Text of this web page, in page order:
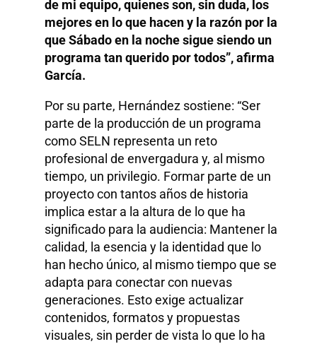
de mi equipo, quienes son, sin duda, los
mejores en lo que hacen y la razón por la
que Sábado en la noche sigue siendo un
programa tan querido por todos”, afirma
García.
Por su parte, Hernández sostiene: “Ser
parte de la producción de un programa
como SELN representa un reto
profesional de envergadura y, al mismo
tiempo, un privilegio. Formar parte de un
proyecto con tantos años de historia
implica estar a la altura de lo que ha
significado para la audiencia: Mantener la
calidad, la esencia y la identidad que lo
han hecho único, al mismo tiempo que se
adapta para conectar con nuevas
generaciones. Esto exige actualizar
contenidos, formatos y propuestas
visuales, sin perder de vista lo que lo ha